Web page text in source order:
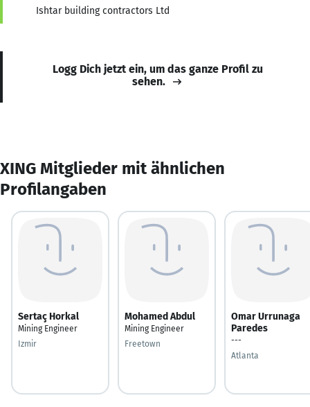
Ishtar building contractors Ltd
Logg Dich jetzt ein, um das ganze Profil zu
sehen.
XING Mitglieder mit ähnlichen
Profilangaben
Sertaç Horkal
Mining Engineer
Izmir
Mohamed Abdul
Mining Engineer
Freetown
Omar Urrunaga
Paredes
---
Atlanta